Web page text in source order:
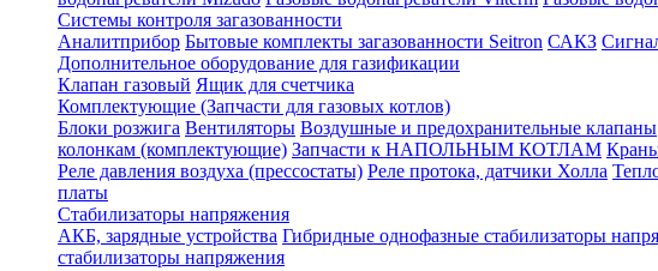
Системы контроля загазованности
Аналитприбор Бытовые комплекты загазованности Seitron САКЗ
Дополнительное оборудование для газификации
Клапан газовый Ящик для счетчика
Комплектующие (Запчасти для газовых котлов)
Блоки розжига Вентиляторы Воздушные и предохранительные клапаны
колонкам (комплектующие) Запчасти к НАПОЛЬНЫМ КОТЛАМ
Реле давления воздуха (прессостаты) Реле протока, датчики Холла
платы
Стабилизаторы напряжения
АКБ, зарядные устройства Гибридные однофазные стабилизаторы
стабилизаторы напряжения